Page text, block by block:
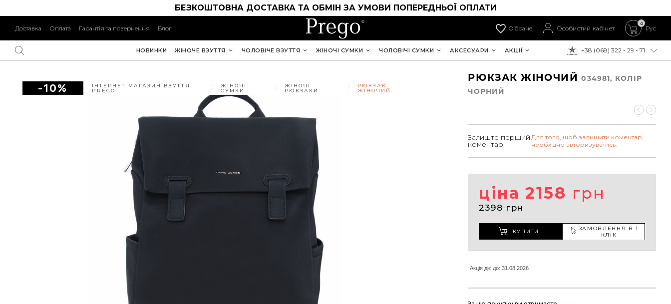
БЕЗКОШТОВНА ДОСТАВКА ТА ОБМІН ЗА УМОВИ ПОПЕРЕДНЬОЇ ОПЛАТИ
Доставка Оплата Гарантія та повернення Блог Обране Особистий кабінет
0
Рус
ДО ОПЛАТИ:
+38 (068) 322 - 29 - 71
НОВИНКИ ЖІНОЧЕ ВЗУТТЯ ЧОЛОВІЧЕ ВЗУТТЯ ЖІНОЧІ СУМКИ ЧОЛОВІЧІ СУМКИ АКСЕСУАРИ АКЦІЇ
-10% ІНТЕРНЕТ МАГАЗИН ВЗУТТЯ
PREGO
ЖІНОЧІ
СУМКИ
ЖІНОЧІ
РЮКЗАКИ
РЮКЗАК
ЖІНОЧИЙ
РЮКЗАК ЖІНОЧИЙ034981, КОЛIР
ЧОРНИЙ
Залиште перший
коментар.
Для того, щоб залишити коментар,
необхідно авторизуватись.
ціна 2158 грн
2398 грн
КУПИТИ
ЗАМОВЛЕННЯ В 1
КЛІК
Акція діє до: 31.08.2026